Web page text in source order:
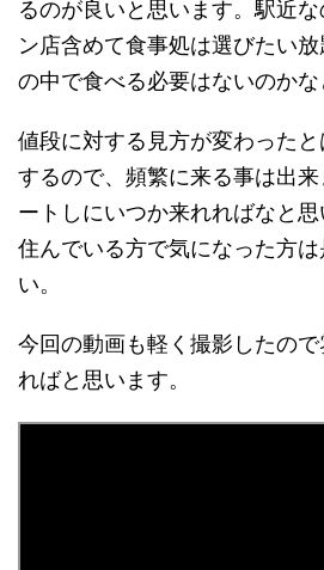
るのが良いと思います。駅近
ン店含めて食事処は選びたい
の中で食べる必要はないのかな
値段に対する見方が変わった
するので、頻繁に来る事は出
ートしにいつか来れればなと
住んでいる方で気になった方
い。
今回の動画も軽く撮影したの
ればと思います。